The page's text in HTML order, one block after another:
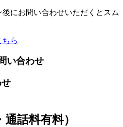
にお問い合わせいただくとスム
ちら
い合わせ
話料有料）